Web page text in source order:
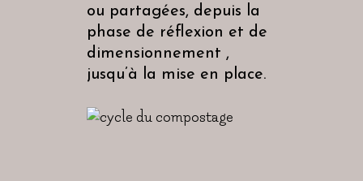
ou partagées, depuis la
phase de réflexion et de
dimensionnement ,
jusqu’à la mise en place.